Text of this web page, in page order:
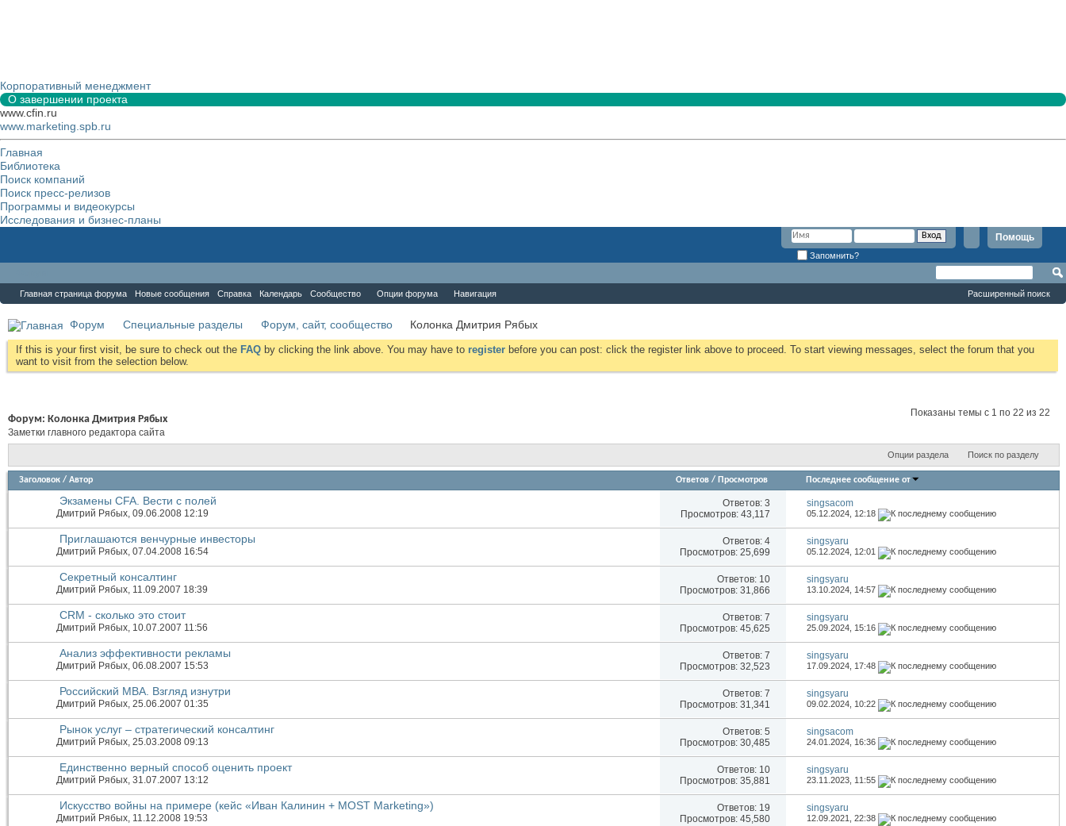
Корпоративный менеджмент
О завершении проекта
www.cfin.ru
www.marketing.spb.ru
Главная
Библиотека
Поиск компаний
Поиск пресс-релизов
Программы и видеокурсы
Исследования и бизнес-планы
Помощь
Запомнить?
Главная страница форума Новые сообщения Справка Календарь Сообщество Опции форума Навигация Расширенный поиск
Форум Специальные разделы Форум, сайт, сообщество Колонка Дмитрия Рябых
If this is your first visit, be sure to check out the FAQ by clicking the link above. You may have to register before you can post: click the register link above to proceed. To start viewing messages, select the forum that you
want to visit from the selection below.
Показаны темы с 1 по 22 из 22
Форум: Колонка Дмитрия Рябых
Заметки главного редактора сайта
Опции раздела Поиск по разделу
Заголовок / Автор Ответов / Просмотров Последнее сообщение от
Экзамены CFA. Вести с полей
Дмитрий Рябых, 09.06.2008 12:19
Ответов: 3
Просмотров: 43,117
singsacom
05.12.2024, 12:18
Приглашаются венчурные инвесторы
Дмитрий Рябых, 07.04.2008 16:54
Ответов: 4
Просмотров: 25,699
singsyaru
05.12.2024, 12:01
Секретный консалтинг
Дмитрий Рябых, 11.09.2007 18:39
Ответов: 10
Просмотров: 31,866
singsyaru
13.10.2024, 14:57
CRM - сколько это стоит
Дмитрий Рябых, 10.07.2007 11:56
Ответов: 7
Просмотров: 45,625
singsyaru
25.09.2024, 15:16
Анализ эффективности рекламы
Дмитрий Рябых, 06.08.2007 15:53
Ответов: 7
Просмотров: 32,523
singsyaru
17.09.2024, 17:48
Российский MBA. Взгляд изнутри
Дмитрий Рябых, 25.06.2007 01:35
Ответов: 7
Просмотров: 31,341
singsyaru
09.02.2024, 10:22
Рынок услуг – стратегический консалтинг
Дмитрий Рябых, 25.03.2008 09:13
Ответов: 5
Просмотров: 30,485
singsacom
24.01.2024, 16:36
Единственно верный способ оценить проект
Дмитрий Рябых, 31.07.2007 13:12
Ответов: 10
Просмотров: 35,881
singsyaru
23.11.2023, 11:55
Искусство войны на примере (кейс «Иван Калинин + MOST Marketing»)
Дмитрий Рябых, 11.12.2008 19:53
Ответов: 19
Просмотров: 45,580
singsyaru
12.09.2021,22:38